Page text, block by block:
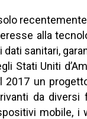
alla
dati sanitari,
Stati Uniti
2017 un
da diversi
mobile, i